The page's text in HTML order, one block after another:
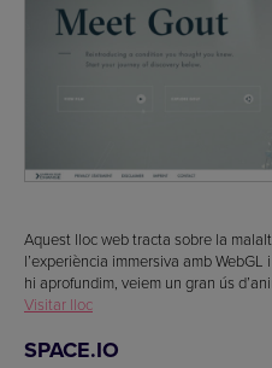
Aquest lloc web tracta sobre la
l’experiència immersiva amb
hi aprofundim, veiem un gran ús
Visitar lloc
SPACE.IO